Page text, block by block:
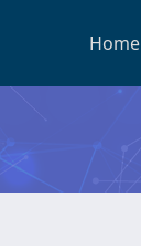
Home